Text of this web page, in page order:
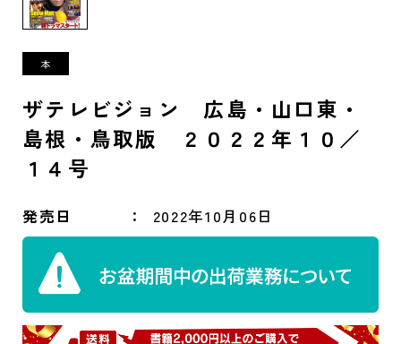
ザテレビジョン 広島・山口東・
島根・鳥取版 ２０２２年１０／
１４号
発売日 2022年10月06日